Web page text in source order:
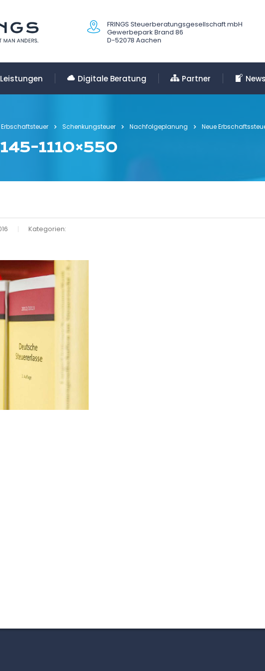
FRINGS Steuerberatungsgesellschaft mbH
Gewerbepark Brand 86
D-52078 Aachen
Leistungen Digitale Beratung Partner News
Erbschaftsteuer Schenkungsteuer Nachfolgeplanung Neue
1110×550
Kategorien: